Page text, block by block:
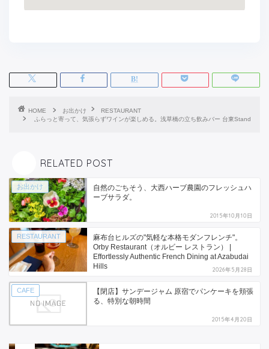
HOME お出かけ
RESTAURANT
ふらっと寄って、気張らずワインが楽しめる。浅草橋の立ち飲みバー 台東Stand
RELATED POST
お出かけ
自然のごちそう、大西ハーブ農園のフレッシュハ
ーブサラダ。
2015年10月10日
RESTAURANT
麻布台ヒルズの"気軽な本格モダンフレンチ"。
Orby Restaurant（オルビー レストラン） |
Effortlessly Authentic French Dining at Azabudai
Hills
2026年5月28日
CAFE
【閉店】サンデージャム 原宿でパンケーキを頬張
る、特別な朝時間
2015年4月20日